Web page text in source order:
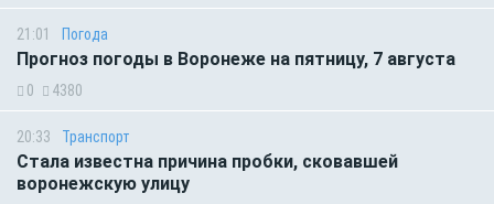
21:01 Погода
Прогноз погоды в Воронеже на пятницу, 7 августа
0 4380
20:33 Транспорт
Стала известна причина пробки, сковавшей
воронежскую улицу